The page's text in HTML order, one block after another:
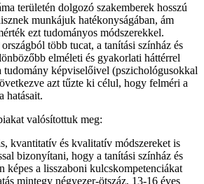
területén dolgozó szakemberek hosszú
munkájuk hatékonyságában, ám
ezt tudományos módszerekkel.
több tucat, a tanítási színház és
elméleti és gyakorlati háttérrel
tudomány képviselőivel (pszichológusokkal
azt tűzte ki célul, hogy felméri a
hatásait.
valósítottuk meg:
kvantitatív és kvalitatív módszereket is
bizonyítani, hogy a tanítási színház és
képes a lisszaboni kulcskompetenciákat
mintegy négyezer-ötszáz, 13-16 éves